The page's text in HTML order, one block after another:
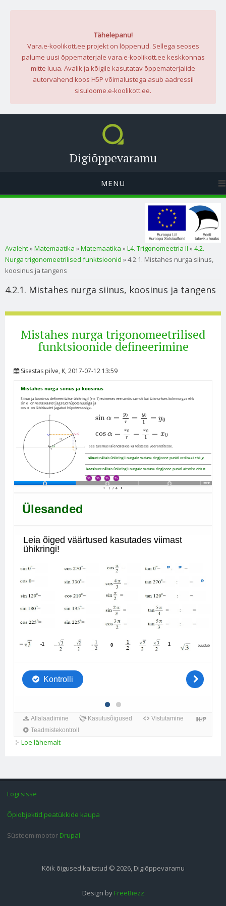
Tähelepanu!
Vara.e-koolikott.ee projekt on lõppenud. Sellega seoses
palume uusi õppematerjale vara.e-koolikott.ee keskkonnas
mitte luua. Avalik ja kõigile kasutatav õppematerjalide
autorvahend koos H5P võimalustega asub aadressil
sisuloome.e-koolikott.ee.
Digiõppevaramu
MENU
Sa oled siin
Avaleht»Matemaatika »Matemaatika »L4. Trigonomeetria II »4.2.
Nurga trigonomeetrilised funktsioonid » 4.2.1. Mistahes nurga siinus,
koosinus ja tangens
4.2.1. Mistahes nurga siinus, koosinus ja tangens
Mistahes nurga trigonomeetrilised
funktsioonide defineerimine
Sisestas pilve, K, 2017-07-12 13:59
Loe lähemalt
Logi sisse
Õpiobjektid peatükkide kaupa
Süsteemimootor Drupal
Kõik õigused kaitstud © 2026, Digiõppevaramu
Design by FreeBiezz